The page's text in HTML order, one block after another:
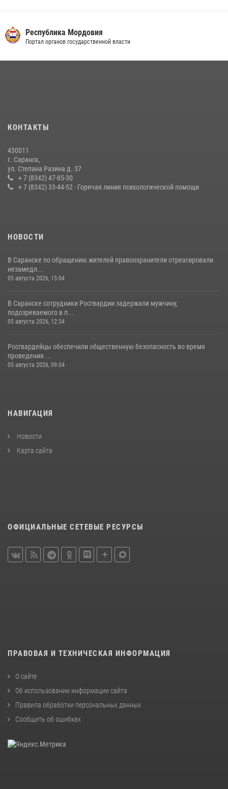
обеспечили безопасность на футбольных мероприятиях: от
регионального турнира до Суперкубка России
содействии сотрудников Росгвардии
Сотрудники Росгвардии обеспечили безопасность Всероссийского
конкурса профмастерства в Саранске
23 июля 2026, 11:54 4
Республика Мордовия
Портал органов государственной власти
КОНТАКТЫ
430011
г. Саранск,
ул. Степана Разина д. 37
+ 7 (8342) 47-85-30
+ 7 (8342) 33-44-52 - Горячая линия психологической помощи
НОВОСТИ
В Саранске по обращению жителей правоохранители отреагировали
незамедл...
05 августа 2026, 15:04
В Саранске сотрудники Росгвардии задержали мужчину,
подозреваемого в п...
05 августа 2026, 12:34
Росгвардейцы обеспечили общественную безопасность во время
проведения ...
05 августа 2026, 09:04
НАВИГАЦИЯ
Новости
Карта сайта
ОФИЦИАЛЬНЫЕ СЕТЕВЫЕ РЕСУРСЫ
ПРАВОВАЯ И ТЕХНИЧЕСКАЯ ИНФОРМАЦИЯ
О сайте
Об использовании информации сайта
Правила обработки персональных данных
Сообщить об ошибках